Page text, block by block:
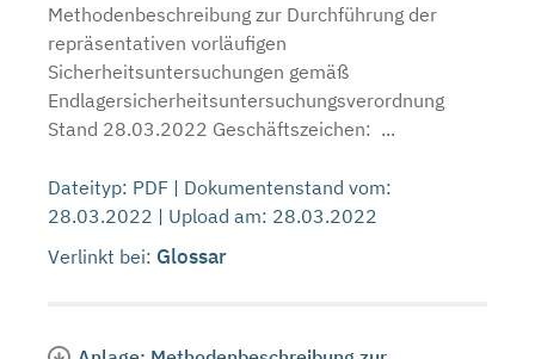
Methodenbeschreibung zur Durchführung der
repräsentativen vorläufigen
Sicherheitsuntersuchungen gemäß
Endlagersicherheitsuntersuchungsverordnung
Stand 28.03.2022 Geschäftszeichen: ...
Dateityp: PDF | Dokumentenstand vom:
28.03.2022 | Upload am: 28.03.2022
Verlinkt bei: Glossar